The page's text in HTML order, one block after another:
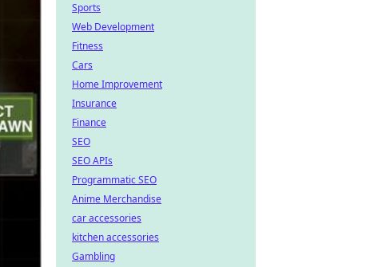
Sports
Web Development
Fitness
Cars
Home Improvement
Insurance
Finance
SEO
SEO APIs
Programmatic SEO
Anime Merchandise
car accessories
kitchen accessories
Gambling